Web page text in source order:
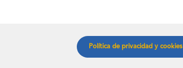
Política de privacidad y cookies